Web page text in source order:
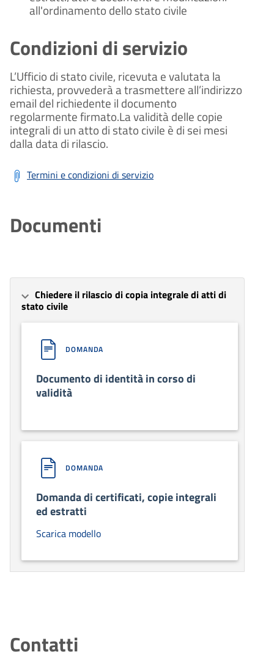
all'ordinamento dello stato civile
Condizioni di servizio
L’Ufficio di stato civile, ricevuta e valutata la
richiesta, provvederà a trasmettere all’indirizzo
email del richiedente il documento
regolarmente firmato.La validità delle copie
integrali di un atto di stato civile è di sei mesi
dalla data di rilascio.
Termini e condizioni di servizio
Documenti
Chiedere il rilascio di copia integrale di atti di
stato civile
DOMANDA
Documento di identità in corso di
validità
DOMANDA
Domanda di certificati, copie integrali
ed estratti
Scarica modello
Contatti